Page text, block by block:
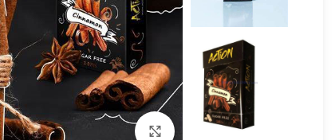
برای بزرگنمایی کلیک کنید